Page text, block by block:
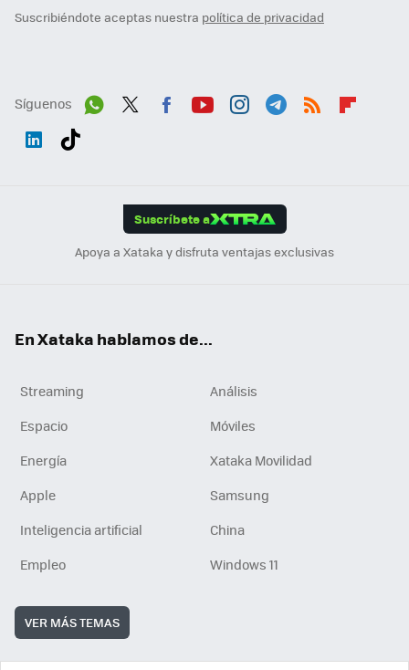
Suscribiéndote aceptas nuestra política de privacidad
Síguenos
Suscríbete a
Apoya a Xataka y disfruta ventajas exclusivas
En Xataka hablamos de...
Streaming
Análisis
Espacio
Móviles
Energía
Xataka Movilidad
Apple
Samsung
Inteligencia artificial
China
Empleo
Windows 11
VER MÁS TEMAS